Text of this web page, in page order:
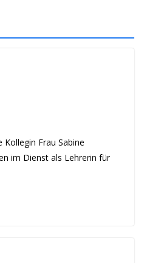
Frau Sabine
im Dienst als Lehrerin für